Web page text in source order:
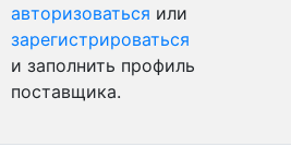
авторизоваться или
зарегистрироваться
и заполнить профиль
поставщика.